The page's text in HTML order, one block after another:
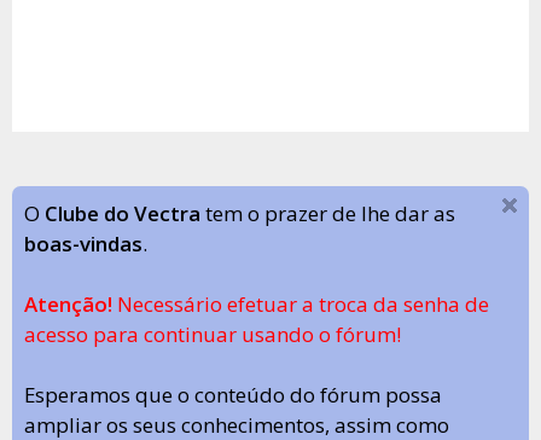
O Clube do Vectra tem o prazer de lhe dar as
boas-vindas.
Atenção! Necessário efetuar a troca da senha de
acesso para continuar usando o fórum!
Esperamos que o conteúdo do fórum possa
ampliar os seus conhecimentos, assim como